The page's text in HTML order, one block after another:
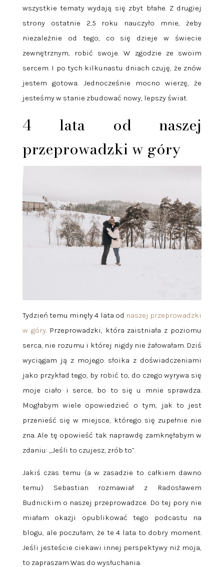
wszystkie tematy wydają się zbyt błahe. Z drugiej
strony ostatnie 2,5 roku nauczyło mnie, żeby
niezależnie od tego, co się dzieje w świecie
zewnętrznym, robić swoje. W zgodzie ze swoim
sercem. I po tych kilkunastu dniach czuję, że znów
jestem gotowa. Jednocześnie mocno wierzę, że
jesteśmy w stanie zbudować nowy, lepszy świat.
4 lata od naszej
przeprowadzki w góry
Tydzień temu minęły 4 lata od naszej przeprowadzki
w góry. Przeprowadzki, która zaistniała z poziomu
serca, nie rozumu i której nigdy nie żałowałam. Dziś
wyciągam ją z mojego słoika z doświadczeniami
jako przykład tego, by robić to, do czego wyrywa się
moje ciało i serce, bo to się u mnie sprawdza.
Mogłabym wiele opowiedzieć o tym, jak to jest
przenieść się w miejsce, którego się zupełnie nie
zna. Ale tę opowieść tak naprawdę zamknęłabym w
zdaniu: „Jeśli to czujesz, zrób to”.
Jakiś czas temu (a w zasadzie to całkiem dawno
temu) Sebastian rozmawiał z Radosławem
Budnickim o naszej przeprowadzce. Do tej pory nie
miałam okazji opublikować tego podcastu na
blogu, ale poczułam, że te 4 lata to dobry moment.
Jeśli jesteście ciekawi innej perspektywy niż moja,
to zapraszam Was do wysłuchania.